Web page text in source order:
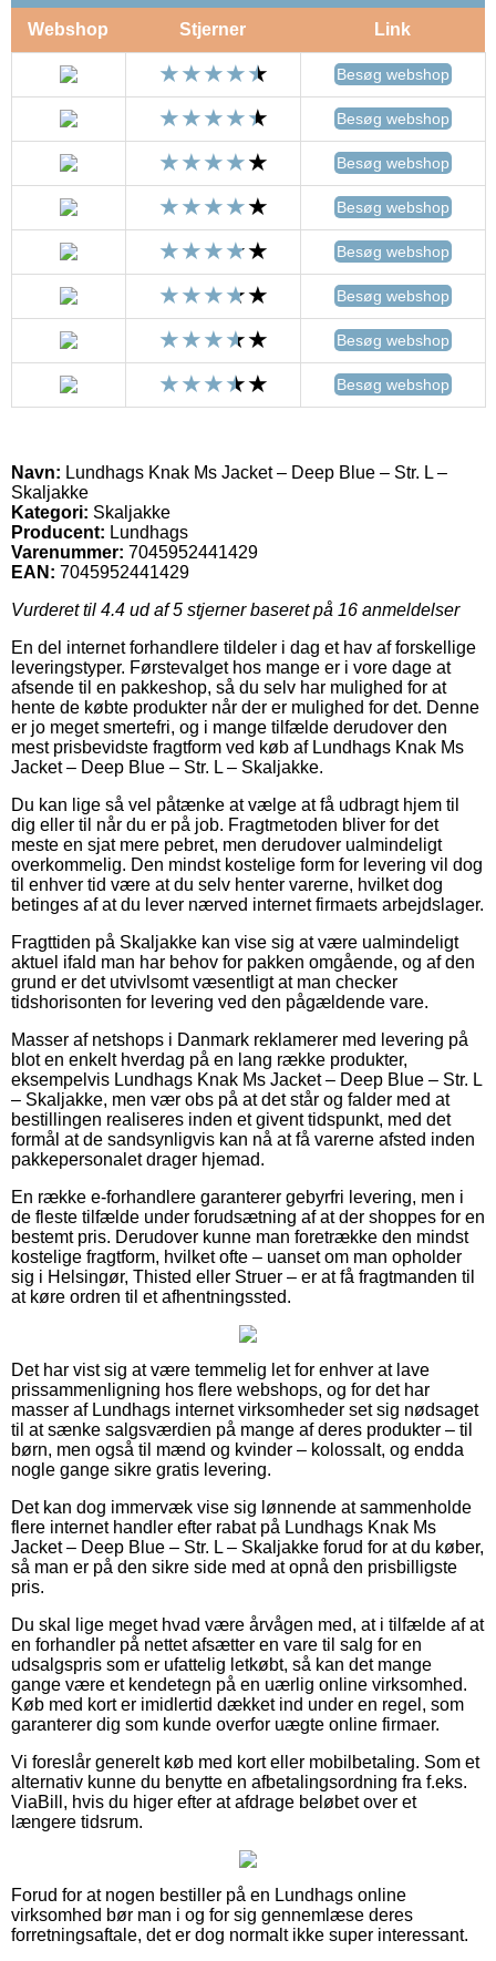
Webshop Stjerner Link
Besøg webshop
Besøg webshop
Besøg webshop
Besøg webshop
Besøg webshop
Besøg webshop
Besøg webshop
Besøg webshop
Navn: Lundhags Knak Ms Jacket – Deep Blue – Str. L –
Skaljakke
Kategori: Skaljakke
Producent: Lundhags
Varenummer: 7045952441429
EAN: 7045952441429
Vurderet til 4.4 ud af 5 stjerner baseret på 16 anmeldelser
En del internet forhandlere tildeler i dag et hav af forskellige
leveringstyper. Førstevalget hos mange er i vore dage at
afsende til en pakkeshop, så du selv har mulighed for at
hente de købte produkter når der er mulighed for det. Denne
er jo meget smertefri, og i mange tilfælde derudover den
mest prisbevidste fragtform ved køb af Lundhags Knak Ms
Jacket – Deep Blue – Str. L – Skaljakke.
Du kan lige så vel påtænke at vælge at få udbragt hjem til
dig eller til når du er på job. Fragtmetoden bliver for det
meste en sjat mere pebret, men derudover ualmindeligt
overkommelig. Den mindst kostelige form for levering vil dog
til enhver tid være at du selv henter varerne, hvilket dog
betinges af at du lever nærved internet firmaets arbejdslager.
Fragttiden på Skaljakke kan vise sig at være ualmindeligt
aktuel ifald man har behov for pakken omgående, og af den
grund er det utvivlsomt væsentligt at man checker
tidshorisonten for levering ved den pågældende vare.
Masser af netshops i Danmark reklamerer med levering på
blot en enkelt hverdag på en lang række produkter,
eksempelvis Lundhags Knak Ms Jacket – Deep Blue – Str. L
– Skaljakke, men vær obs på at det står og falder med at
bestillingen realiseres inden et givent tidspunkt, med det
formål at de sandsynligvis kan nå at få varerne afsted inden
pakkepersonalet drager hjemad.
En række e-forhandlere garanterer gebyrfri levering, men i
de fleste tilfælde under forudsætning af at der shoppes for en
bestemt pris. Derudover kunne man foretrække den mindst
kostelige fragtform, hvilket ofte – uanset om man opholder
sig i Helsingør, Thisted eller Struer – er at få fragtmanden til
at køre ordren til et afhentningssted.
Det har vist sig at være temmelig let for enhver at lave
prissammenligning hos flere webshops, og for det har
masser af Lundhags internet virksomheder set sig nødsaget
til at sænke salgsværdien på mange af deres produkter – til
børn, men også til mænd og kvinder – kolossalt, og endda
nogle gange sikre gratis levering.
Det kan dog immervæk vise sig lønnende at sammenholde
flere internet handler efter rabat på Lundhags Knak Ms
Jacket – Deep Blue – Str. L – Skaljakke forud for at du køber,
så man er på den sikre side med at opnå den prisbilligste
pris.
Du skal lige meget hvad være årvågen med, at i tilfælde af at
en forhandler på nettet afsætter en vare til salg for en
udsalgspris som er ufattelig letkøbt, så kan det mange
gange være et kendetegn på en uærlig online virksomhed.
Køb med kort er imidlertid dækket ind under en regel, som
garanterer dig som kunde overfor uægte online firmaer.
Vi foreslår generelt køb med kort eller mobilbetaling. Som et
alternativ kunne du benytte en afbetalingsordning fra f.eks.
ViaBill, hvis du higer efter at afdrage beløbet over et
længere tidsrum.
Forud for at nogen bestiller på en Lundhags online
virksomhed bør man i og for sig gennemlæse deres
forretningsaftale, det er dog normalt ikke super interessant.